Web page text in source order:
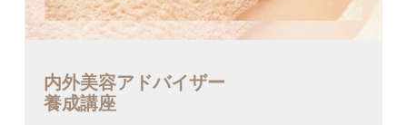
内外美容アドバイザー
養成講座